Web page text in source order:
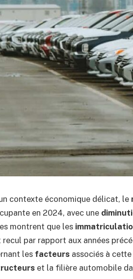
contexte économique délicat, le
en 2024, avec une
montrent que les
recul par rapport aux années
les facteurs associés à
et la filière automobile